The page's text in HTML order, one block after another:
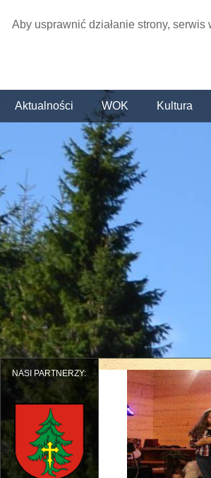
Aby usprawnić działanie strony,
Aktualności WOK Kultura
NASI PARTNERZY: